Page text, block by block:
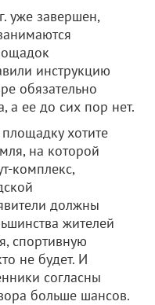
уже завершен,
инструкцию
обязательно
а ее до сих пор нет.
площадку хотите
на которой
комплекс,
должны
жителей
спортивную
не будет. И
согласны
больше шансов.